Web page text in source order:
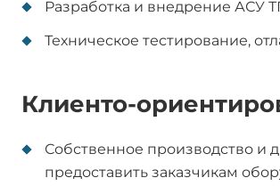
Разработка и внедрение АСУ
Техническое тестирование,
Клиенто-
Собственное производство и
предоставить заказчикам